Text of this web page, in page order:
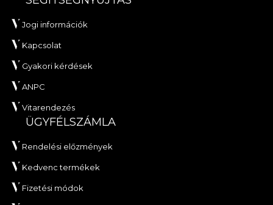
Jogi információk
Kapcsolat
Gyakori kérdések
ANPC
Vitarendezés
ÜGYFÉLSZÁMLA
Rendelési előzmények
Kedvenc termékek
Fizetési módok